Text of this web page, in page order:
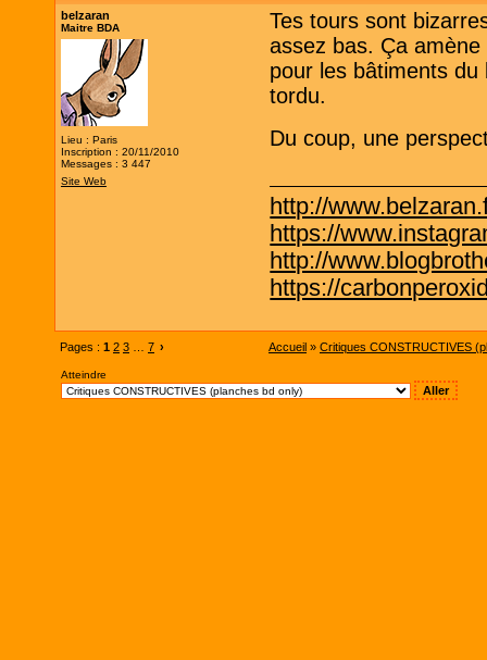
belzaran
Maitre BDA
Lieu : Paris
Inscription : 20/11/2010
Messages : 3 447
Site Web
Tes tours sont
assez bas. Ça
pour les bâtiments
tordu.
Du coup, une
http://
https://
http://
https://
Pages : 1 2 3 7 › Accueil » Critiques CONSTRUCTIVES
Atteindre